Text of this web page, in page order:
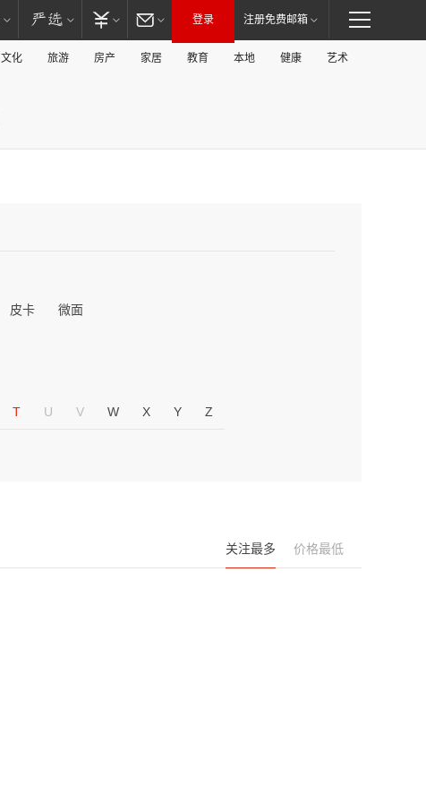
登录 注册免费邮箱
文化 旅游 房产 家居 教育 本地 健康 艺术
皮卡 微面
T U V W X Y Z
关注最多 价格最低